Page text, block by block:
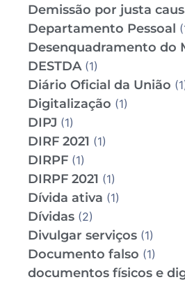
Demissão por justa
Departamento Pessoal
Desenquadramento do
DESTDA(1)
Diário Oficial da União
Digitalização (1)
DIPJ (1)
DIRF 2021 (1)
DIRPF (1)
DIRPF 2021 (1)
Dívida ativa (1)
Dívidas (2)
Divulgar serviços (1)
Documento falso (1)
documentos físicos e